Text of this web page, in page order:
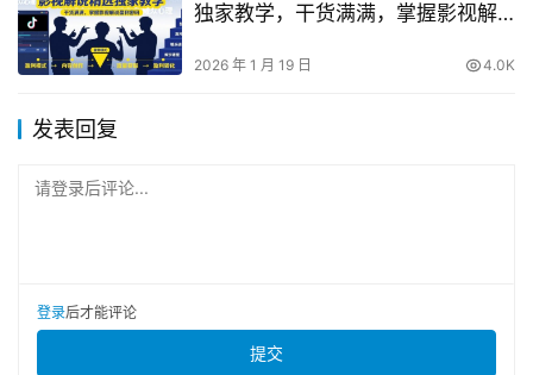
独家教学，干货满满，掌握影视解
2026 年 1 月 19 日 4.0K
发表回复
请登录后评论...
登录后才能评论
提交